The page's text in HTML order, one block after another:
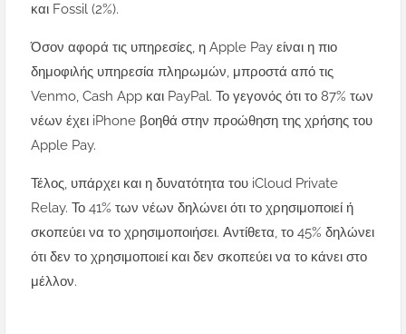
και Fossil (2%).
Όσον αφορά τις υπηρεσίες, η Apple Pay είναι η πιο
δημοφιλής υπηρεσία πληρωμών, μπροστά από τις
Venmo, Cash App και PayPal. Το γεγονός ότι το 87% των
νέων έχει iPhone βοηθά στην προώθηση της χρήσης του
Apple Pay.
Τέλος, υπάρχει και η δυνατότητα του iCloud Private
Relay. Το 41% ​​των νέων δηλώνει ότι το χρησιμοποιεί ή
σκοπεύει να το χρησιμοποιήσει. Αντίθετα, το 45% δηλώνει
ότι δεν το χρησιμοποιεί και δεν σκοπεύει να το κάνει στο
μέλλον.